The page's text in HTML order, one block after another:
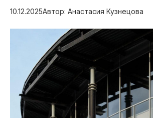
10.12.2025Автор: Анастасия Кузнецова